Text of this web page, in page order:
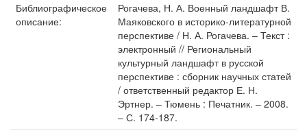
Библиографическое
описание:
Рогачева, Н. А. Военный ландшафт В.
Маяковского в историко-литературной
перспективе / Н. А. Рогачева. – Текст :
электронный // Региональный
культурный ландшафт в русской
перспективе : сборник научных статей
/ ответственный редактор Е. Н.
Эртнер. – Тюмень : Печатник. – 2008.
– С. 174-187.